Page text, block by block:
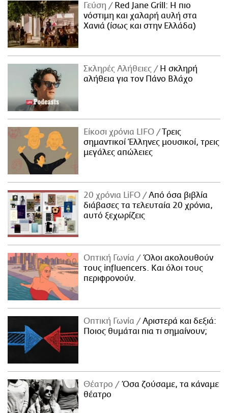
Γεύση
Red Jane Grill: Η πιο
νόστιμη και χαλαρή αυλή στα
Χανιά (ίσως και στην Ελλάδα)
Σκληρές Αλήθειες
H σκληρή
αλήθεια για τον Πάνο Βλάχο
Είκοσι χρόνια LIFO
Tρεις
σημαντικοί Έλληνες μουσικοί, τρεις
μεγάλες απώλειες
20 χρόνια LiFO
Από όσα βιβλία
διάβασες τα τελευταία 20 χρόνια,
αυτό ξεχωρίζεις
Οπτική Γωνία
Όλοι ακολουθούν
τους influencers. Και όλοι τους
περιφρονούν.
Οπτική Γωνία
Αριστερά και δεξιά:
Ποιος θυμάται πια τι σημαίνουν;
Θέατρο
Όσα ζούσαμε, τα κάναμε
θέατρο